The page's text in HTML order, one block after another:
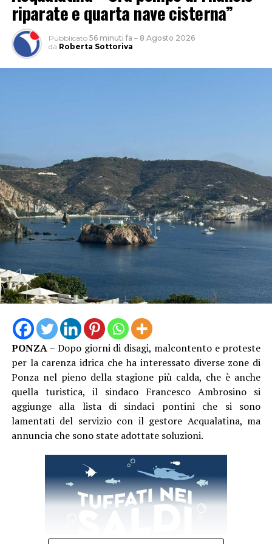
“L’approfondimento del sindacato – spiega Garullo –
sviluppa l’indicatore del rischio rapportando il numero
dei casi denunciati a quello degli occupati per
permettere un confronto omogeneo tra i diversi
territori laziali, indipendentemente dalla loro
dimensione occupazionale. Sul piano dei numeri assoluti
dal dossier emerge che lo scorso anno nella provincia di
Latina ci sono state 3.519 denunce di infortunio sul
lavoro, 13 con esito mortale. Nei primi sei mesi del 2026
le denunce hanno già raggiunto quota 1.864, quattro
invece gli incidenti mortali. Un bilancio che non
comprende ancora i due lavoratori morti per il caldo nel
mese di luglio e che rende – ad oggi – il quadro ancora
più drammatico”, conclude Garullo
riparate e quarta nave cisterna”
Pubblicato 56 minuti fa – 8 Agosto 2026
da Roberta Sottoriva
PONZA– Dopo giorni di disagi, malcontento e proteste
per la carenza idrica che ha interessato diverse zone di
Ponza nel pieno della stagione più calda, che è anche
quella turistica, il sindaco Francesco Ambrosino si
aggiunge alla lista di sindaci pontini che si sono
lamentati del servizio con il gestore Acqualatina, ma
annuncia che sono state adottate soluzioni.